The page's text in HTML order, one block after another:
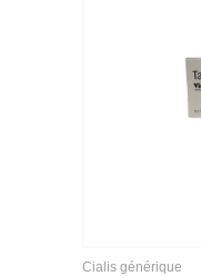
Cialis générique